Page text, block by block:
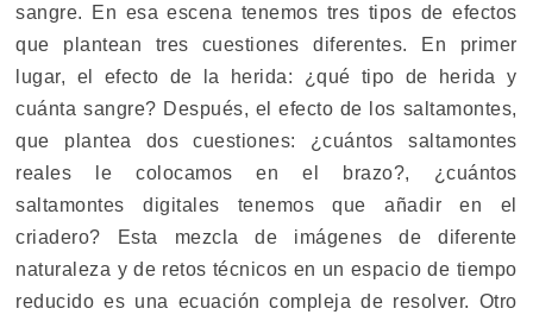
sangre. En esa escena tenemos tres tipos de efectos
que plantean tres cuestiones diferentes. En primer
lugar, el efecto de la herida: ¿qué tipo de herida y
cuánta sangre? Después, el efecto de los saltamontes,
que plantea dos cuestiones: ¿cuántos saltamontes
reales le colocamos en el brazo?, ¿cuántos
saltamontes digitales tenemos que añadir en el
criadero? Esta mezcla de imágenes de diferente
naturaleza y de retos técnicos en un espacio de tiempo
reducido es una ecuación compleja de resolver. Otro